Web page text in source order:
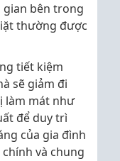
gian bên trong
thường được
tiết kiệm
sẽ giảm đi
làm mát như
để duy trì
của gia đình
và chung